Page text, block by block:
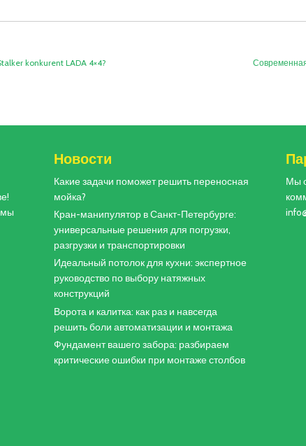
konkurent LADA 4×4?
мы
Новости
Какие задачи поможет решить переносная
мойка?
Кран-манипулятор в Санкт-Петербурге:
универсальные решения для погрузки,
разгрузки и транспортировки
Идеальный потолок для кухни: экспертное
руководство по выбору натяжных
конструкций
Ворота и калитка: как раз и навсегда
решить боли автоматизации и монтажа
Фундамент вашего забора: разбираем
критические ошибки при монтаже столбов
Мы